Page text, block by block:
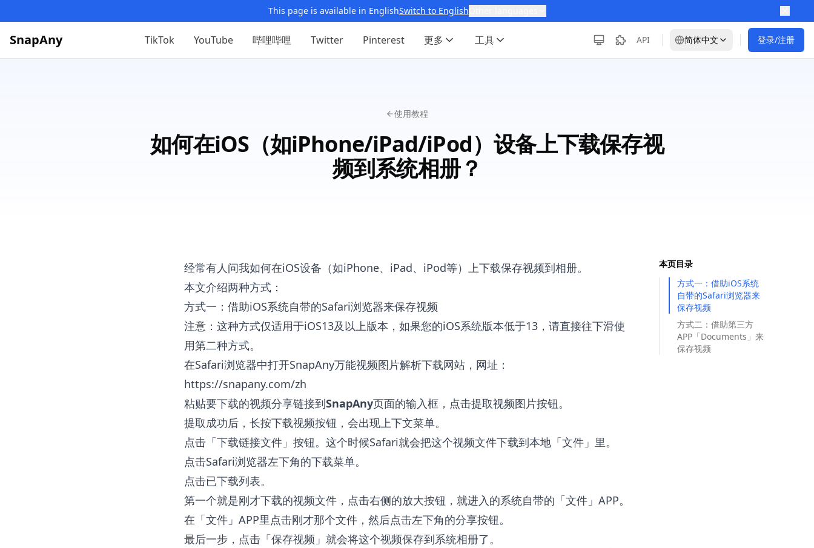
This page is available in EnglishSwitch to English
SnapAny API 简体中文 登录/注册
TikTok YouTube 哔哩哔哩 Twitter Pinterest 更多 工具
使用教程
如何在iOS（如iPhone/iPad/iPod）设备上下载保存视
频到系统相册？
经常有人问我如何在iOS设备（如iPhone、iPad、iPod等）上下载保存视频到相册。
本文介绍两种方式：
方式一：借助iOS系统自带的Safari浏览器来保存视频
注意：这种方式仅适用于iOS13及以上版本，如果您的iOS系统版本低于13，请直接往下滑使
用第二种方式。
在Safari浏览器中打开SnapAny万能视频图片解析下载网站，网址：
https://snapany.com/zh
粘贴要下载的视频分享链接到SnapAny页面的输入框，点击提取视频图片按钮。
提取成功后，长按下载视频按钮，会出现上下文菜单。
点击「下载链接文件」按钮。这个时候Safari就会把这个视频文件下载到本地「文件」里。
点击Safari浏览器左下角的下载菜单。
点击已下载列表。
第一个就是刚才下载的视频文件，点击右侧的放大按钮，就进入的系统自带的「文件」APP。
在「文件」APP里点击刚才那个文件，然后点击左下角的分享按钮。
最后一步，点击「保存视频」就会将这个视频保存到系统相册了。
本页目录
方式一：借助iOS系统
自带的Safari浏览器来
保存视频
方式二：借助第三方
APP「Documents」来
保存视频